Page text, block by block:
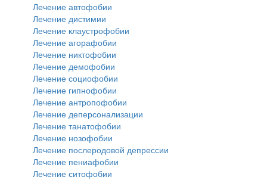
Лечение автофобии
Лечение дистимии
Лечение клаустрофобии
Лечение агорафобии
Лечение никтофобии
Лечение демофобии
Лечение социофобии
Лечение гипнофобии
Лечение антропофобии
Лечение деперсонализации
Лечение танатофобии
Лечение нозофобии
Лечение послеродовой депрессии
Лечение пениафобии
Лечение ситофобии